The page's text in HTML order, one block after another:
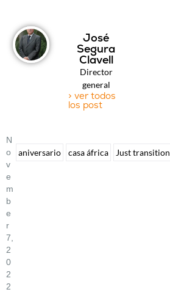
José
Segura
Clavell
Director
general
> ver todos
los post
N
O
V
E
M
B
E
R
7,
2
0
2
2
aniversario casa áfrica Just transition